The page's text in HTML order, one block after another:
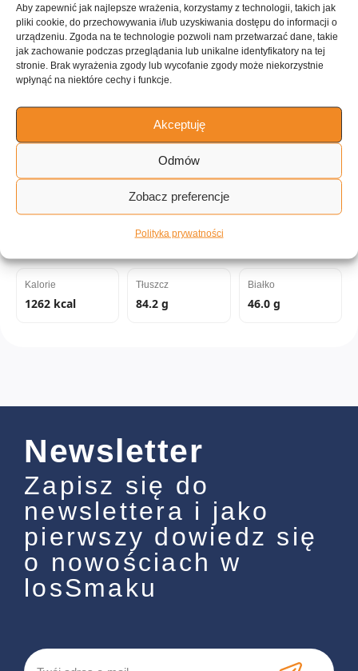
Aby zapewnić jak najlepsze wrażenia, korzystamy z technologii, takich jak
pliki cookie, do przechowywania i/lub uzyskiwania dostępu do informacji o
urządzeniu. Zgoda na te technologie pozwoli nam przetwarzać dane, takie
jak zachowanie podczas przeglądania lub unikalne identyfikatory na tej
stronie. Brak wyrażenia zgody lub wycofanie zgody może niekorzystnie
wpłynąć na niektóre cechy i funkcje.
Akceptuję
Odmów
Zobacz preferencje
Polityka prywatności
ILOŚĆ PORCJI
~4 porcje
Skandynawskie Europejskie
Kalorie
1262 kcal
Tłuszcz
84.2 g
Białko
46.0 g
Newsletter
Zapisz się do
newslettera i jako
pierwszy dowiedz się
o nowościach w
losSmaku